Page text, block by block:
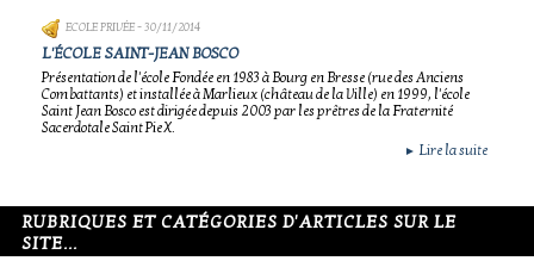
ECOLE PRIVÉE- 30/11/2014
L'ÉCOLE SAINT-JEAN BOSCO
Présentation de l'école Fondée en 1983 à Bourg en Bresse (rue des Anciens
Combattants) et installée à Marlieux (château de la Ville) en 1999, l'école
Saint Jean Bosco est dirigée depuis 2003 par les prêtres de la Fraternité
Sacerdotale Saint Pie X.
► Lire la suite
RUBRIQUES ET CATÉGORIES D'ARTICLES SUR LE
SITE...